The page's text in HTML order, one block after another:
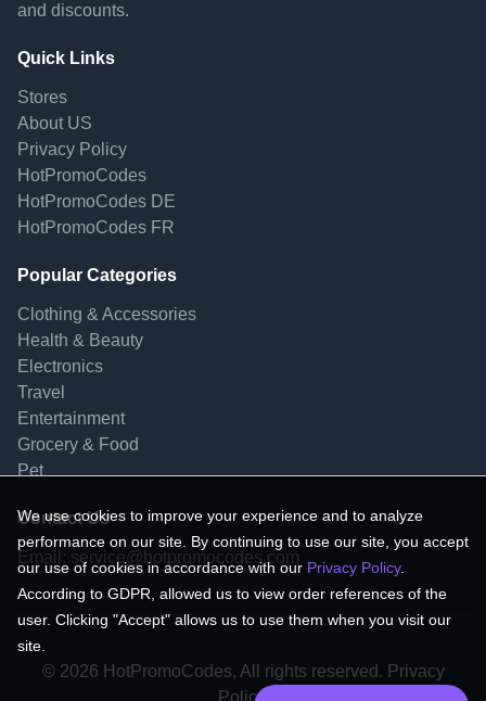
and discounts.
Quick Links
Stores
About US
Privacy Policy
HotPromoCodes
HotPromoCodes DE
HotPromoCodes FR
Popular Categories
Clothing & Accessories
Health & Beauty
Electronics
Travel
Entertainment
Grocery & Food
Pet
Contact Us
Email: service@hotpromocodes.com
© 2026 HotPromoCodes, All rights reserved. Privacy
Policy.
We use cookies to improve your experience and to analyze
performance on our site. By continuing to use our site, you accept
our use of cookies in accordance with our Privacy Policy.
According to GDPR, allowed us to view order references of the
user. Clicking "Accept" allows us to use them when you visit our
site.